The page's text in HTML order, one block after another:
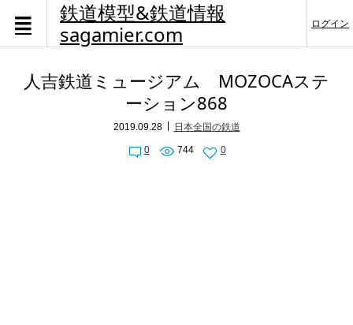
鉄道模型&鉄道情報
sagamier.com
ログイン
人吉鉄道ミュージアム MOZOCAステ
ーション868
2019.09.28 日本全国の鉄道
0 744 0